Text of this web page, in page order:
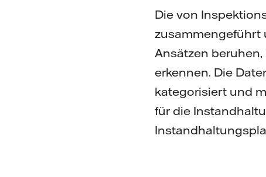
Die von
zusammengeführt
Ansätzen
erkennen. Die
kategorisiert und
für die